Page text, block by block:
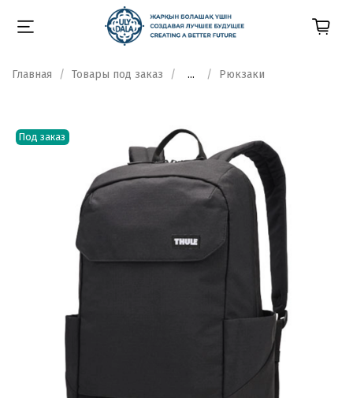
Главная Товары под заказ ... Рюкзаки
Под заказ